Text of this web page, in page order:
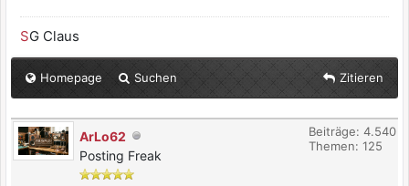
SG Claus
Homepage Suchen Zitieren
ArLo62
Posting Freak
Beiträge: 4.540
Themen: 125